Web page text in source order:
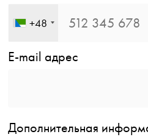
+48
E-mail адрес
Дополнительная